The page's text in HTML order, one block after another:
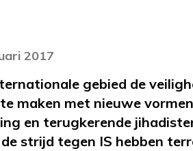
2017
gebied de
maken met nieuwe
en terugkerende
strijd tegen IS hebben